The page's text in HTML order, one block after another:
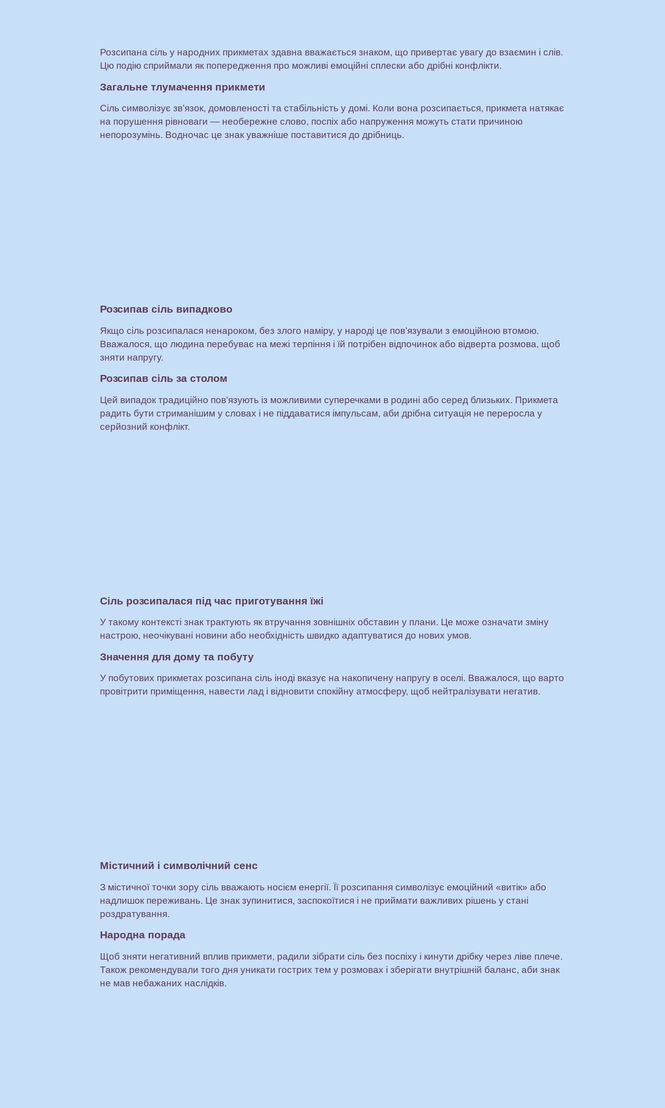
Розсипана сіль у народних прикметах здавна вважається знаком, що привертає увагу до взаємин і слів.
Цю подію сприймали як попередження про можливі емоційні сплески або дрібні конфлікти.
Загальне тлумачення прикмети
Сіль символізує зв’язок, домовленості та стабільність у домі. Коли вона розсипається, прикмета натякає
на порушення рівноваги — необережне слово, поспіх або напруження можуть стати причиною
непорозумінь. Водночас це знак уважніше поставитися до дрібниць.
Розсипав сіль випадково
Якщо сіль розсипалася ненароком, без злого наміру, у народі це пов’язували з емоційною втомою.
Вважалося, що людина перебуває на межі терпіння і їй потрібен відпочинок або відверта розмова, щоб
зняти напругу.
Розсипав сіль за столом
Цей випадок традиційно пов’язують із можливими суперечками в родині або серед близьких. Прикмета
радить бути стриманішим у словах і не піддаватися імпульсам, аби дрібна ситуація не переросла у
серйозний конфлікт.
Сіль розсипалася під час приготування їжі
У такому контексті знак трактують як втручання зовнішніх обставин у плани. Це може означати зміну
настрою, неочікувані новини або необхідність швидко адаптуватися до нових умов.
Значення для дому та побуту
У побутових прикметах розсипана сіль іноді вказує на накопичену напругу в оселі. Вважалося, що варто
провітрити приміщення, навести лад і відновити спокійну атмосферу, щоб нейтралізувати негатив.
Містичний і символічний сенс
З містичної точки зору сіль вважають носієм енергії. Її розсипання символізує емоційний «витік» або
надлишок переживань. Це знак зупинитися, заспокоїтися і не приймати важливих рішень у стані
роздратування.
Народна порада
Щоб зняти негативний вплив прикмети, радили зібрати сіль без поспіху і кинути дрібку через ліве плече.
Також рекомендували того дня уникати гострих тем у розмовах і зберігати внутрішній баланс, аби знак
не мав небажаних наслідків.